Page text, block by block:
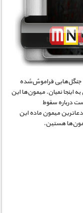
جنگل‌هایی فراموش‌شده
اینجا نمیان. میمون‌ها این
درباره‌ سقوط
میمون ماده‌ این
هستین.